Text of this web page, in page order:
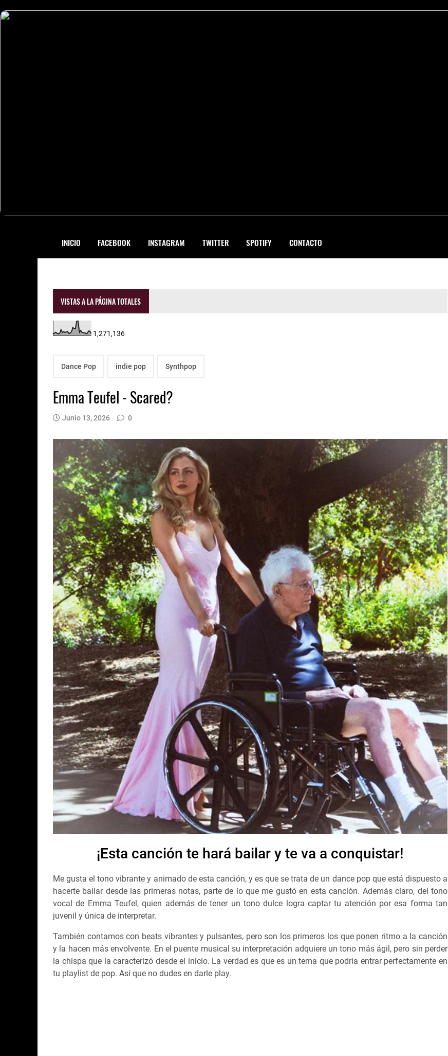
INICIO FACEBOOK INSTAGRAM TWITTER SPOTIFY CONTACTO
VISTAS A LA PÁGINA TOTALES
1,271,136
Dance Pop indie pop Synthpop
Emma Teufel - Scared?
Junio 13, 2026 0
¡Esta canción te hará bailar y te va a conquistar!
Me gusta el tono vibrante y animado de esta canción, y es que se trata de un dance pop que está dispuesto a
hacerte bailar desde las primeras notas, parte de lo que me gustó en esta canción. Además claro, del tono
vocal de Emma Teufel, quien además de tener un tono dulce logra captar tu atención por esa forma tan
juvenil y única de interpretar.
También contamos con beats vibrantes y pulsantes, pero son los primeros los que ponen ritmo a la canción
y la hacen más envolvente. En el puente musical su interpretación adquiere un tono más ágil, pero sin perder
la chispa que la caracterizó desde el inicio. La verdad es que es un tema que podría entrar perfectamente en
tu playlist de pop. Así que no dudes en darle play.